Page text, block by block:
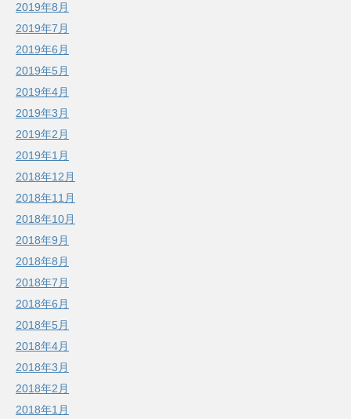
2019年8月
2019年7月
2019年6月
2019年5月
2019年4月
2019年3月
2019年2月
2019年1月
2018年12月
2018年11月
2018年10月
2018年9月
2018年8月
2018年7月
2018年6月
2018年5月
2018年4月
2018年3月
2018年2月
2018年1月